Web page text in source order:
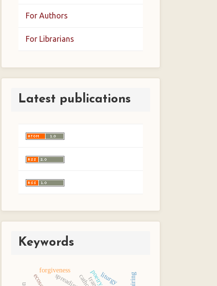
For Authors
For Librarians
Latest publications
Keywords
spreading
forgiveness
liturgy
poetry